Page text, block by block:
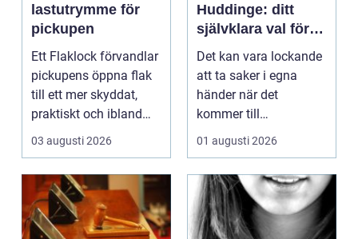
lastutrymme för
pickupen
Ett Flaklock förvandlar
pickupens öppna flak
till ett mer skyddat,
praktiskt och ibland
också mer br...
03 augusti 2026
Huddinge: ditt
självklara val för
säker elinstallation
Det kan vara lockande
att ta saker i egna
händer när det
kommer till
hemförbättr...
01 augusti 2026